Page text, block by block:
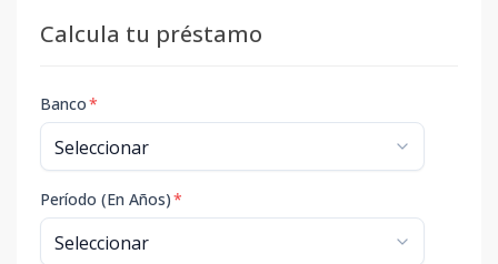
Calcula tu préstamo
Banco*
Período (En Años)*